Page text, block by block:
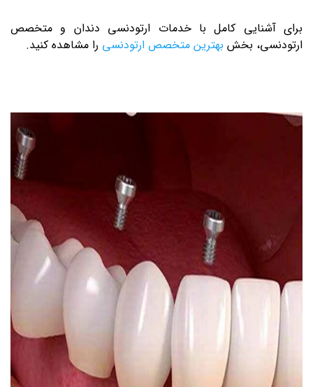
برای آشنایی کامل با خدمات ارتودنسی دندان و متخصص
ارتودنسی، بخش بهترین متخصص ارتودنسی را مشاهده کنید.